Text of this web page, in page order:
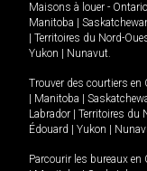
Maisons à louer - Ontario
Manitoba
Territoires du Nord-
Yukon
Nunavut.
Trouver des courtiers en
Manitoba
Labrador
Territoires du
Édouard
Yukon
Parcourir les bureaux en